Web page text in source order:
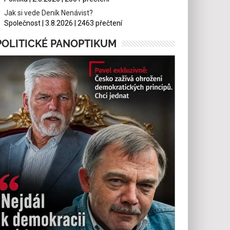
Jak si vede Deník Nenávist?
Společnost | 3.8.2026 | 2463 přečtení
PANOPTIKUM